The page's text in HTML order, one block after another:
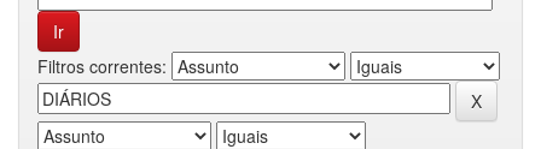
Filtros correntes: